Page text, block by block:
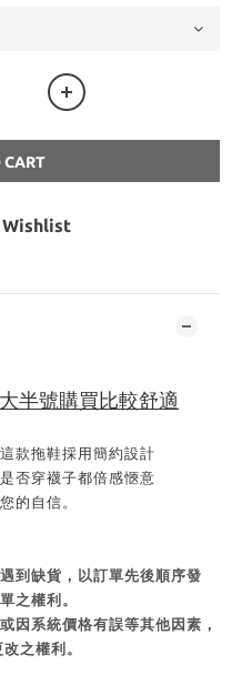
CART
半號購買比較舒適
款拖鞋採用簡約設計
否穿襪子都倍感愜意
的自信。
到缺貨，以訂單先後順序發
之權利。
因系統價格有誤等其他因素，
之權利。